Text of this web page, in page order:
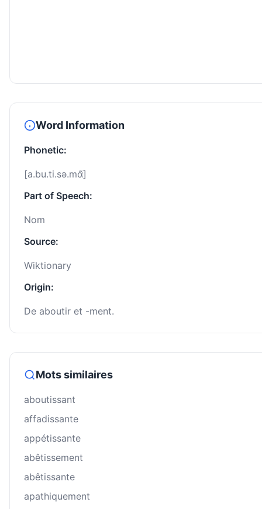
Word Information
Phonetic:
[a.bu.ti.sə.mɑ̃]
Part of Speech:
Nom
Source:
Wiktionary
Origin:
De aboutir et -ment.
Mots similaires
aboutissant
affadissante
appétissante
abêtissement
abêtissante
apathiquement